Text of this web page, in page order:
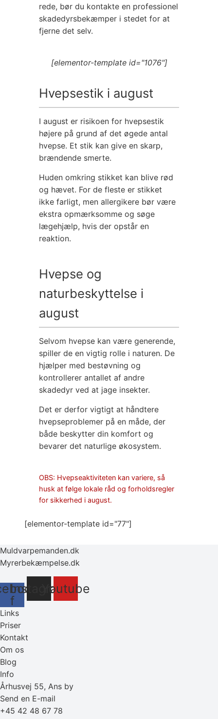
rede, bør du kontakte en professionel
skadedyrsbekæmper i stedet for at
fjerne det selv.
[elementor-template id="1076"]
Hvepsestik i august
I august er risikoen for hvepsestik
højere på grund af det øgede antal
hvepse. Et stik kan give en skarp,
brændende smerte.
Huden omkring stikket kan blive rød
og hævet. For de fleste er stikket
ikke farligt, men allergikere bør være
ekstra opmærksomme og søge
lægehjælp, hvis der opstår en
reaktion.
Hvepse og
naturbeskyttelse i
august
Selvom hvepse kan være generende,
spiller de en vigtig rolle i naturen. De
hjælper med bestøvning og
kontrollerer antallet af andre
skadedyr ved at jage insekter.
Det er derfor vigtigt at håndtere
hvepseproblemer på en måde, der
både beskytter din komfort og
bevarer det naturlige økosystem.
OBS: Hvepseaktiviteten kan variere, så
husk at følge lokale råd og forholdsregler
for sikkerhed i august.
[elementor-template id="77"]
Muldvarpemanden.dk
Myrerbekæmpelse.dk
f
InstagramYoutube
Links
Priser
Kontakt
Om os
Blog
Info
Århusvej 55, Ans by
Send en E-mail
+45 42 48 67 78